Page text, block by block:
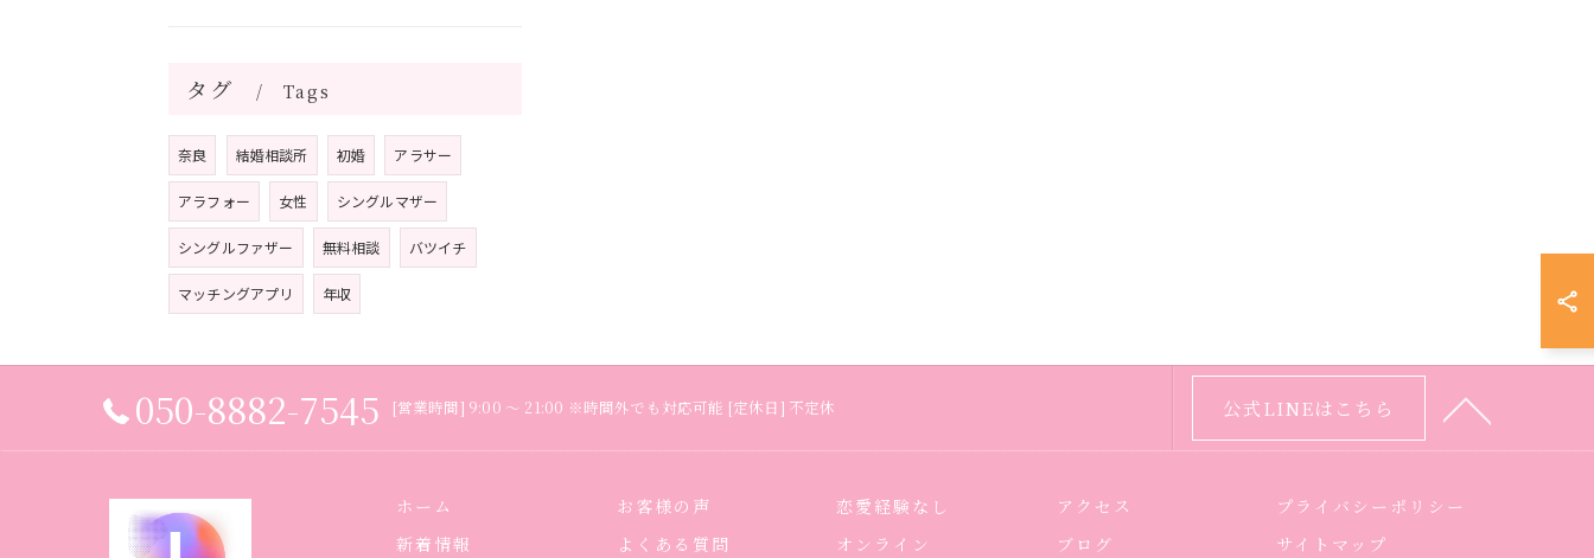
タグ Tags
奈良 結婚相談所 初婚 アラサー
アラフォー 女性 シングルマザー
シングルファザー 無料相談 バツイチ
マッチングアプリ 年収
050-8882-7545 [営業時間] 9:00 ～ 21:00 ※時間外でも対応可能 [定休日] 不定休 公式LINEはこちら
ホーム
新着情報
お客様の声
よくある質問
恋愛経験なし
オンライン
アクセス
ブログ
プライバシーポリシー
サイトマップ